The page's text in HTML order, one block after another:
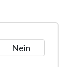
Nein